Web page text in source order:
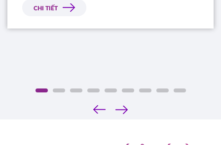
bị từ chối chỉ vì bài luận thiếu chiều sâu. Đâu là tiêu
tìm kiếm?
CHI TIẾT
‹
›